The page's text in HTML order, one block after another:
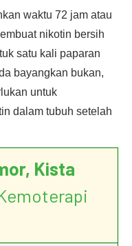
waktu 72 jam atau
nikotin bersih
satu kali paparan
bayangkan bukan,
untuk
dalam tubuh setelah
Kista